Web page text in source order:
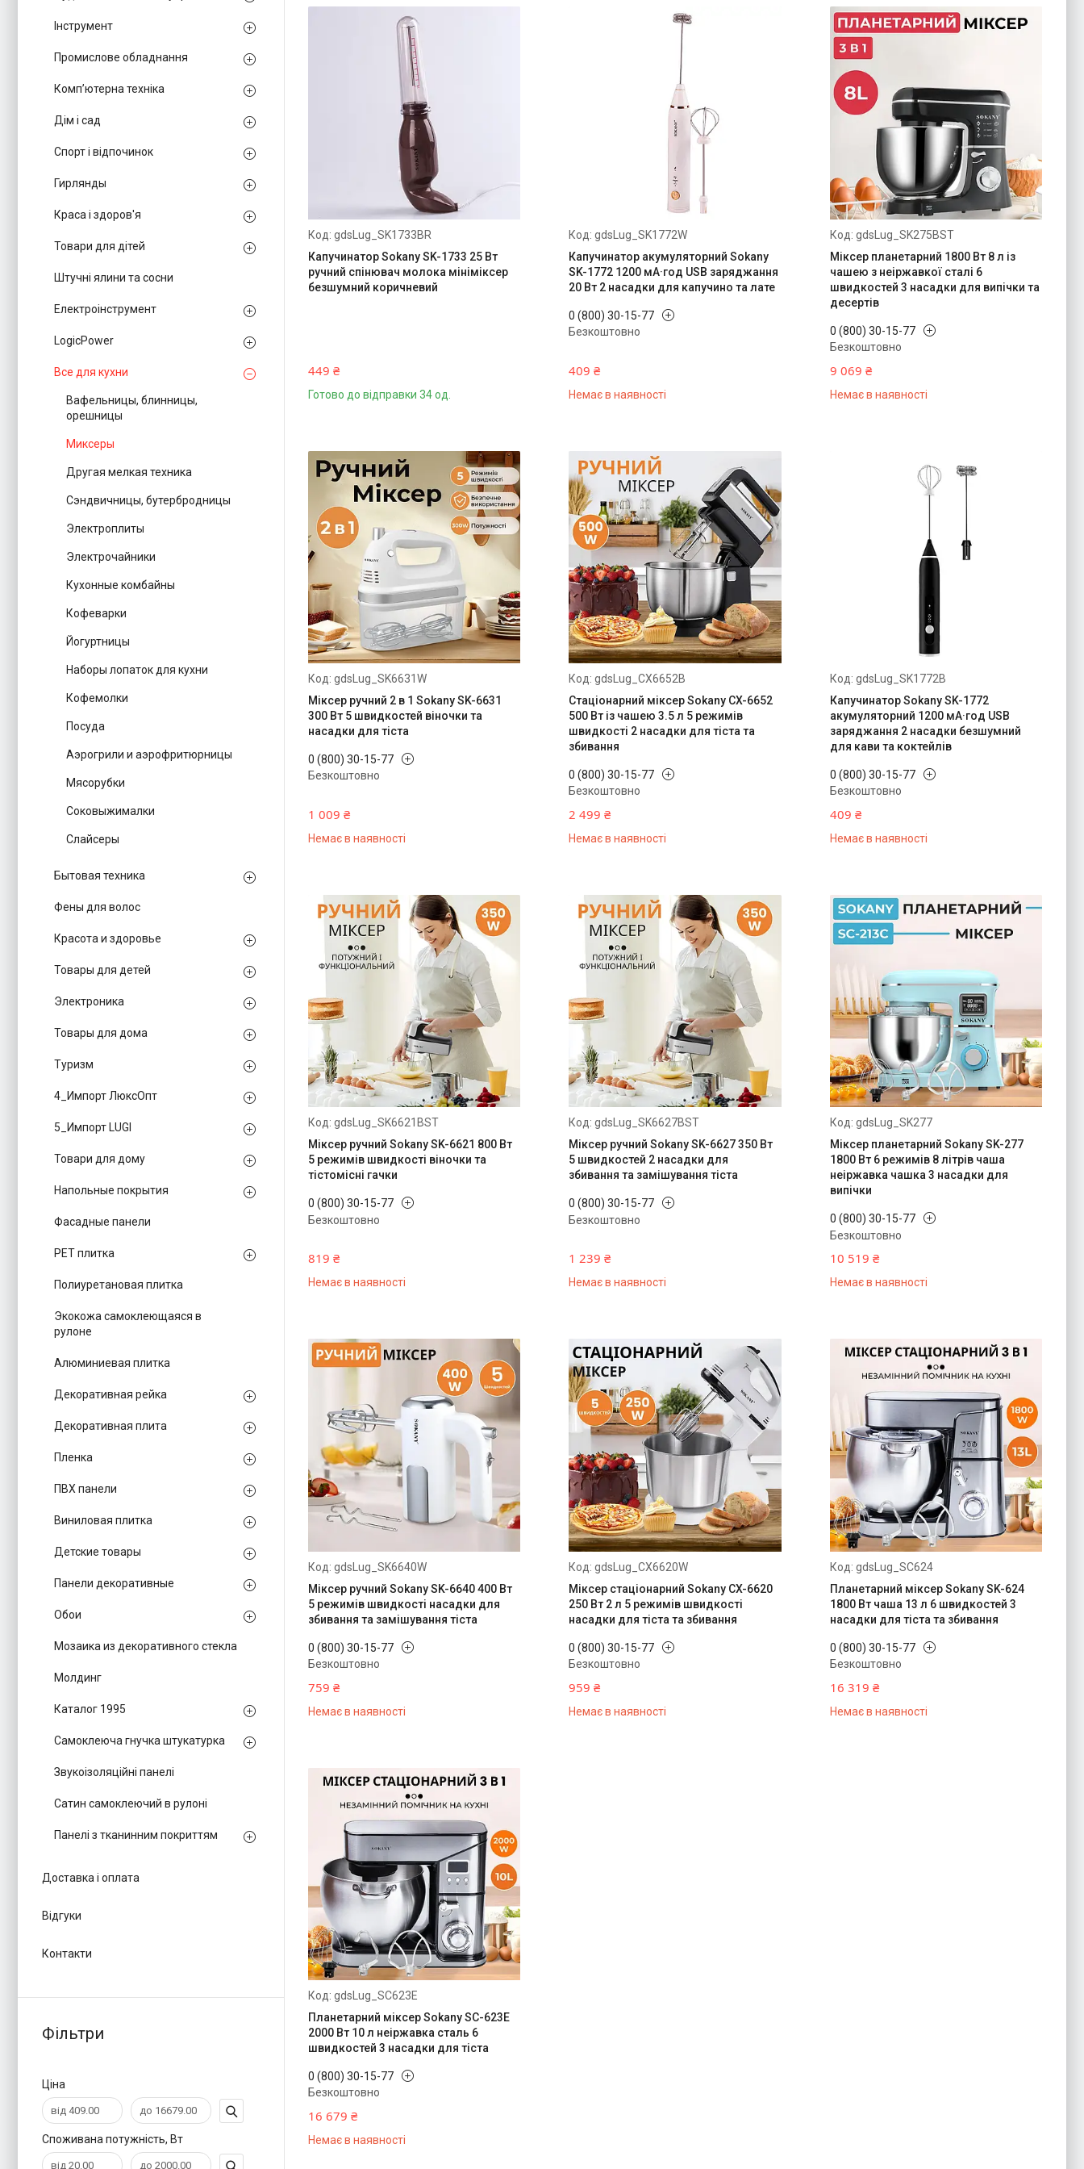
gdsLug_SK1733BR
Капучинатор Sokany SK-1733 25 Вт
ручний спінювач молока мініміксер
безшумний коричневий
449 ₴
Готово до відправки 34 од.
gdsLug_SK1772W
Капучинатор акумуляторний Sokany
SK-1772 1200 мА·год USB заряджання
20 Вт 2 насадки для капучино та лате
0 (800) 30-15-77
Безкоштовно
409 ₴
Немає в наявності
gdsLug_SK275BST
Міксер планетарний 1800 Вт 8 л із
чашею з неіржавкої сталі 6
швидкостей 3 насадки для випічки та
десертів
0 (800) 30-15-77
Безкоштовно
9 069 ₴
Немає в наявності
gdsLug_SK6631W
Міксер ручний 2 в 1 Sokany SK-6631
300 Вт 5 швидкостей віночки та
насадки для тіста
0 (800) 30-15-77
Безкоштовно
1 009 ₴
Немає в наявності
gdsLug_CX6652B
Стаціонарний міксер Sokany CX-6652
500 Вт із чашею 3.5 л 5 режимів
швидкості 2 насадки для тіста та
збивання
0 (800) 30-15-77
Безкоштовно
2 499 ₴
Немає в наявності
gdsLug_SK1772B
Капучинатор Sokany SK-1772
акумуляторний 1200 мА·год USB
заряджання 2 насадки безшумний
для кави та коктейлів
0 (800) 30-15-77
Безкоштовно
409 ₴
Немає в наявності
gdsLug_SK6621BST
Міксер ручний Sokany SK-6621 800 Вт
5 режимів швидкості віночки та
тістомісні гачки
0 (800) 30-15-77
Безкоштовно
819 ₴
Немає в наявності
gdsLug_SK6627BST
Міксер ручний Sokany SK-6627 350 Вт
5 швидкостей 2 насадки для
збивання та замішування тіста
0 (800) 30-15-77
Безкоштовно
1 239 ₴
Немає в наявності
gdsLug_SK277
Міксер планетарний Sokany SK-277
1800 Вт 6 режимів 8 літрів чаша
неіржавка чашка 3 насадки для
випічки
0 (800) 30-15-77
Безкоштовно
10 519 ₴
Немає в наявності
gdsLug_SK6640W
Міксер ручний Sokany SK-6640 400 Вт
5 режимів швидкості насадки для
збивання та замішування тіста
0 (800) 30-15-77
Безкоштовно
759 ₴
Немає в наявності
gdsLug_CX6620W
Міксер стаціонарний Sokany CX-6620
250 Вт 2 л 5 режимів швидкості
насадки для тіста та збивання
0 (800) 30-15-77
Безкоштовно
959 ₴
Немає в наявності
gdsLug_SC624
Планетарний міксер Sokany SK-624
1800 Вт чаша 13 л 6 швидкостей 3
насадки для тіста та збивання
0 (800) 30-15-77
Безкоштовно
16 319 ₴
Немає в наявності
gdsLug_SC623E
Планетарний міксер Sokany SC-623E
2000 Вт 10 л неіржавка сталь 6
швидкостей 3 насадки для тіста
0 (800) 30-15-77
Безкоштовно
16 679 ₴
Немає в наявності
Інструмент
Промислове обладнання
Комп’ютерна техніка
Дім і сад
Спорт і відпочинок
Гирлянды
Краса і здоров'я
Товари для дітей
Штучні ялини та сосни
Електроінструмент
LogicPower
Все для кухни
Вафельницы, блинницы,
орешницы
Миксеры
Другая мелкая техника
Сэндвичницы, бутербродницы
Электроплиты
Электрочайники
Кухонные комбайны
Кофеварки
Йогуртницы
Наборы лопаток для кухни
Кофемолки
Посуда
Аэрогрили и аэрофритюрницы
Мясорубки
Соковыжималки
Слайсеры
Бытовая техника
Фены для волос
Красота и здоровье
Товары для детей
Электроника
Товары для дома
Туризм
4_Импорт ЛюксОпт
5_Импорт LUGI
Товари для дому
Напольные покрытия
Фасадные панели
PЕT плитка
Полиуретановая плитка
Экокожа самоклеющаяся в
рулоне
Алюминиевая плитка
Декоративная рейка
Декоративная плита
Пленка
ПВХ панели
Виниловая плитка
Детские товары
Панели декоративные
Обои
Мозаика из декоративного стекла
Молдинг
Каталог 1995
Самоклеюча гнучка штукатурка
Звукоізоляційні панелі
Сатин самоклеючий в рулоні
Панелі з тканинним покриттям
Доставка і оплата
Відгуки
Контакти
Фільтри
Ціна
Споживана потужність, Вт